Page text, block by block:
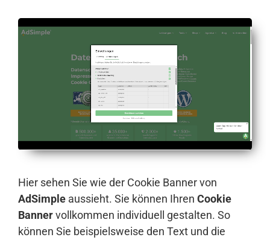
Hier sehen Sie wie der Cookie Banner von
AdSimple aussieht. Sie können Ihren Cookie
Bannervollkommen individuell gestalten. So
können Sie beispielsweise den Text und die